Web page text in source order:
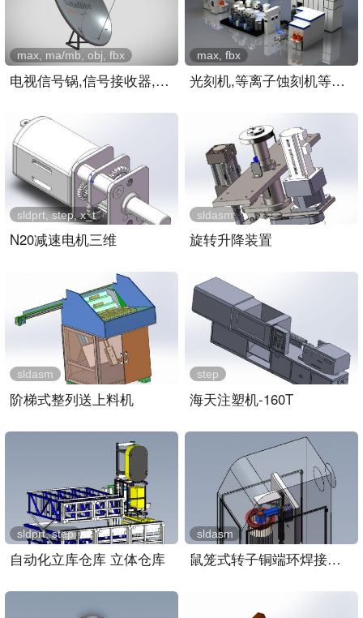
电视信号锅,信号接收器,屋..
max, ma/mb, obj, fbx
光刻机,等离子蚀刻机等芯片..
max, fbx
N20减速电机三维
sldprt, step, x_t
旋转升降装置
sldasm
阶梯式整列送上料机
sldasm
海天注塑机-160T
step
自动化立库仓库 立体仓库
sldprt, step
鼠笼式转子铜端环焊接装置..
sldasm